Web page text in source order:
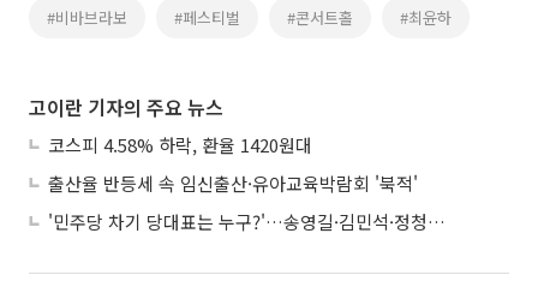
#비바브라보 #페스티벌 #콘서트홀 #최윤하
고이란 기자의 주요 뉴스
코스피 4.58% 하락, 환율 1420원대
출산율 반등세 속 임신출산·유아교육박람회 '북적'
'민주당 차기 당대표는 누구?'…송영길·김민석·정청래 토론회